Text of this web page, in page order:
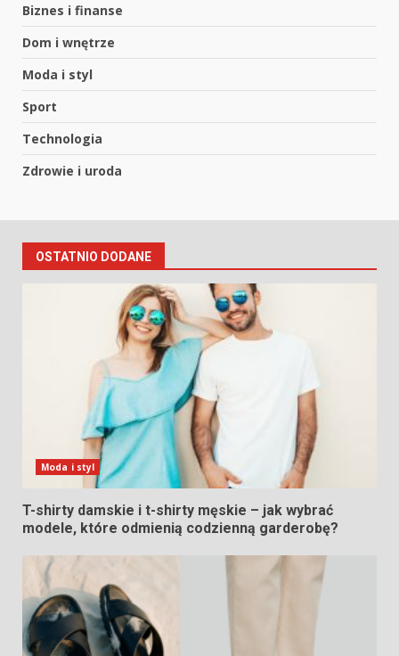
Biznes i finanse
Dom i wnętrze
Moda i styl
Sport
Technologia
Zdrowie i uroda
OSTATNIO DODANE
Moda i styl
T-shirty damskie i t-shirty męskie – jak wybrać
modele, które odmienią codzienną garderobę?